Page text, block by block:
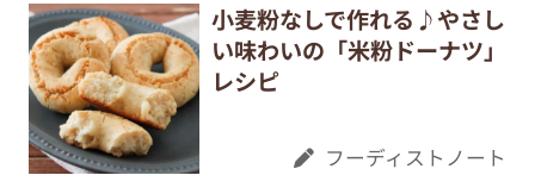
小麦粉なしで作れる♪やさし
い味わいの「米粉ドーナツ」
レシピ
フーディストノート